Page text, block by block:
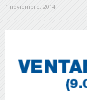
1 noviembre, 2014